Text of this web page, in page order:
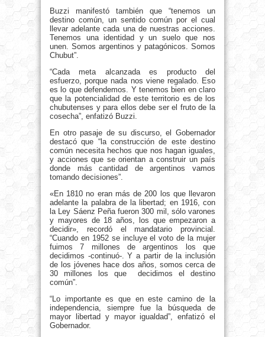
Buzzi manifestó también que “tenemos un
destino común, un sentido común por el cual
llevar adelante cada una de nuestras acciones.
Tenemos una identidad y un suelo que nos
unen. Somos argentinos y patagónicos. Somos
Chubut”.
“Cada meta alcanzada es producto del
esfuerzo, porque nada nos viene regalado. Eso
es lo que defendemos. Y tenemos bien en claro
que la potencialidad de este territorio es de los
chubutenses y para ellos debe ser el fruto de la
cosecha”, enfatizó Buzzi.
En otro pasaje de su discurso, el Gobernador
destacó que “la construcción de este destino
común necesita hechos que nos hagan iguales,
y acciones que se orientan a construir un país
donde más cantidad de argentinos vamos
tomando decisiones”.
«En 1810 no eran más de 200 los que llevaron
adelante la palabra de la libertad; en 1916, con
la Ley Sáenz Peña fueron 300 mil, sólo varones
y mayores de 18 años, los que empezaron a
decidir», recordó el mandatario provincial.
“Cuando en 1952 se incluye el voto de la mujer
fuimos 7 millones de argentinos los que
decidimos -continuó-. Y a partir de la inclusión
de los jóvenes hace dos años, somos cerca de
30 millones los que decidimos el destino
común”.
“Lo importante es que en este camino de la
independencia, siempre fue la búsqueda de
mayor libertad y mayor igualdad”, enfatizó el
Gobernador.